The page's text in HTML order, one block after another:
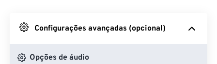
Do Google Drive
Do OneDrive
Configurações avançadas (opcional)
Opções de áudio